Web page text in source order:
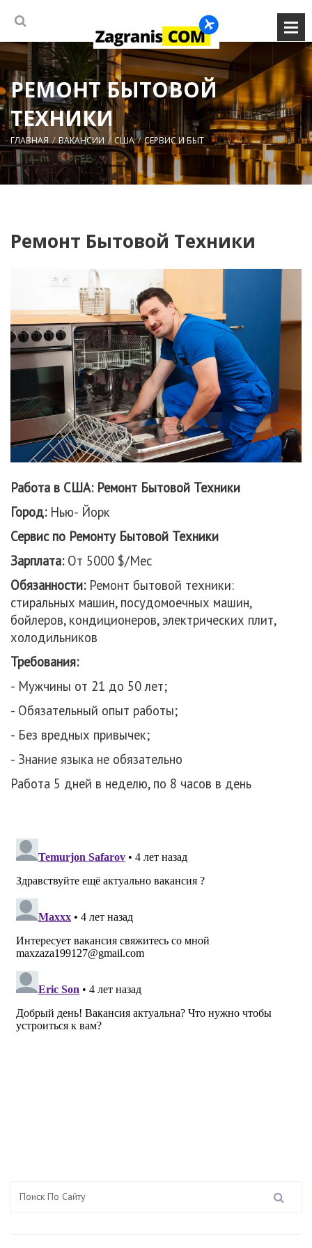
РЕМОНТ БЫТОВОЙ
ТЕХНИКИ
ГЛАВНАЯ ВАКАНСИИ США СЕРВИС И БЫТ
Ремонт Бытовой Техники
Работа в США: Ремонт Бытовой Техники
Город:Нью- Йорк
Сервис по Ремонту Бытовой Техники
Зарплата:От 5000 $/Мес
Обязанности:Ремонт бытовой техники:
стиральных машин, посудомоечных машин,
бойлеров, кондиционеров, электрических плит,
холодильников
Требования:
- Мужчины от 21 до 50 лет;
- Обязательный опыт работы;
- Без вредных привычек;
- Знание языка не обязательно
Работа 5 дней в неделю, по 8 часов в день